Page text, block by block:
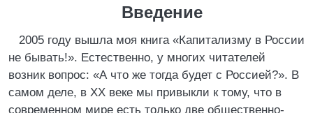
Введение
2005 году вышла моя книга «Капитализму в России
не бывать!». Естественно, у многих читателей
возник вопрос: «А что же тогда будет с Россией?». В
самом деле, в XX веке мы привыкли к тому, что в
современном мире есть только две общественно-